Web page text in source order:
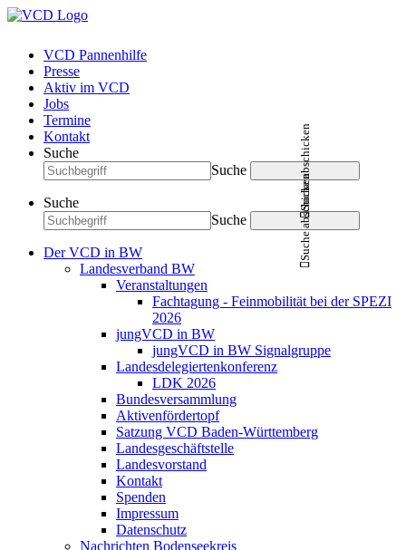
VCD Pannenhilfe
Presse
Aktiv im VCD
Jobs
Termine
Kontakt
Suche
Suche
Suche abschicken
Suche
Suche
Suche abschicken
Der VCD in BW
Landesverband BW
Veranstaltungen
Fachtagung - Feinmobilität bei der SPEZI
2026
jungVCD in BW
jungVCD in BW Signalgruppe
Landesdelegiertenkonferenz
LDK 2026
Bundesversammlung
Aktivenfördertopf
Satzung VCD Baden-Württemberg
Landesgeschäftstelle
Landesvorstand
Kontakt
Spenden
Impressum
Datenschutz
Nachrichten Bodenseekreis